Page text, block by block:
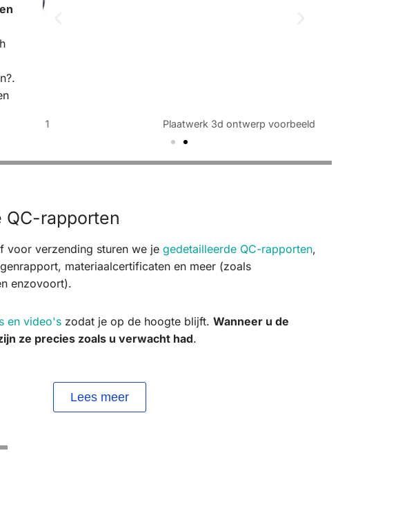
Plaatwerk 3d ontwerp voorbeeld 2
QC-rapporten
voor verzending sturen we jegedetailleerde QC-rapporten,
materiaalcertificaten en meer (zoals
enzovoort).
en video'szodat je op de hoogte blijft. Wanneer u de
ze precies zoals u verwacht had.
Lees meer